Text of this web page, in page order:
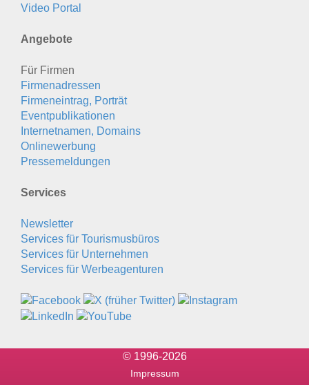
Video Portal
Angebote
Für Firmen
Firmenadressen
Firmeneintrag, Porträt
Eventpublikationen
Internetnamen, Domains
Onlinewerbung
Pressemeldungen
Services
Newsletter
Services für Tourismusbüros
Services für Unternehmen
Services für Werbeagenturen
© 1996-2026
Impressum